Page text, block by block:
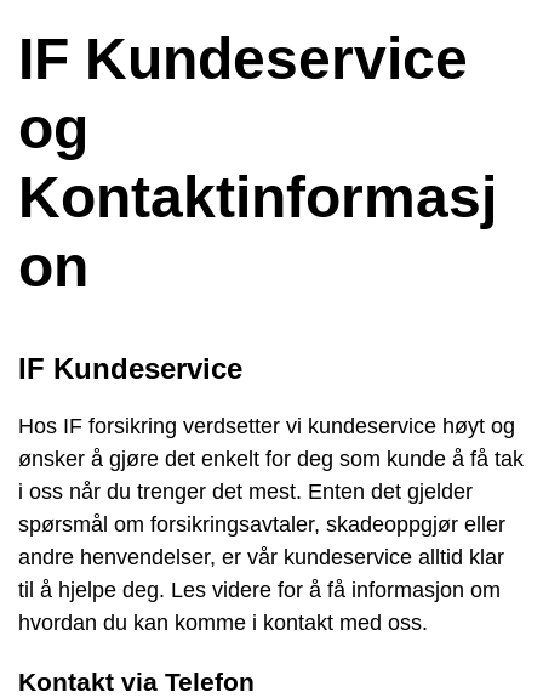
IF Kundeservice
og
Kontaktinformasj
on
IF Kundeservice
Hos IF forsikring verdsetter vi kundeservice høyt og
ønsker å gjøre det enkelt for deg som kunde å få tak
i oss når du trenger det mest. Enten det gjelder
spørsmål om forsikringsavtaler, skadeoppgjør eller
andre henvendelser, er vår kundeservice alltid klar
til å hjelpe deg. Les videre for å få informasjon om
hvordan du kan komme i kontakt med oss.
Kontakt via Telefon